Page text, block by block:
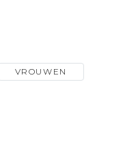
VROUWEN